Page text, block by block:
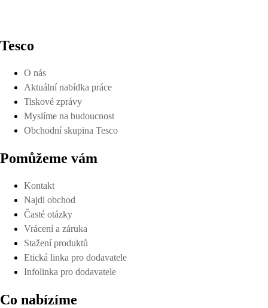
Tesco
O nás
Aktuální nabídka práce
Tiskové zprávy
Myslíme na budoucnost
Obchodní skupina Tesco
Pomůžeme vám
Kontakt
Najdi obchod
Časté otázky
Vrácení a záruka
Stažení produktů
Etická linka pro dodavatele
Infolinka pro dodavatele
Co nabízíme